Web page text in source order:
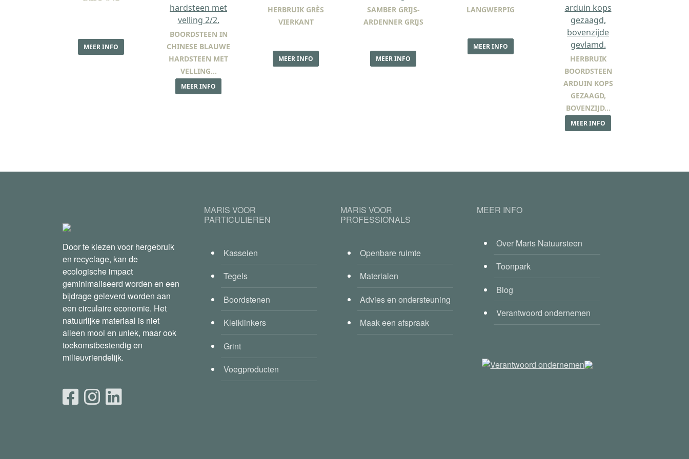
MEER INFO
BOORDSTEEN IN
CHINESE BLAUWE
HARDSTEEN MET
VELLING…
MEER INFO
HERBRUIK GRÈS
VIERKANT
MEER INFO
SAMBER GRIJS-
ARDENNER GRIJS
MEER INFO
LANGWERPIG
MEER INFO
HERBRUIK
BOORDSTEEN
ARDUIN KOPS
GEZAAGD,
BOVENZIJD…
MEER INFO
Door te kiezen voor hergebruik
en recyclage, kan de
ecologische impact
geminimaliseerd worden en een
bijdrage geleverd worden aan
een circulaire economie. Het
natuurlijke materiaal is niet
alleen mooi en uniek, maar ook
toekomstbestendig en
milieuvriendelijk.
MARIS VOOR
PARTICULIEREN
Kasseien
Tegels
Boordstenen
Kleiklinkers
Grint
Voegproducten
MARIS VOOR
PROFESSIONALS
Openbare ruimte
Materialen
Advies en ondersteuning
Maak een afspraak
MEER INFO
Over Maris Natuursteen
Toonpark
Blog
Verantwoord ondernemen